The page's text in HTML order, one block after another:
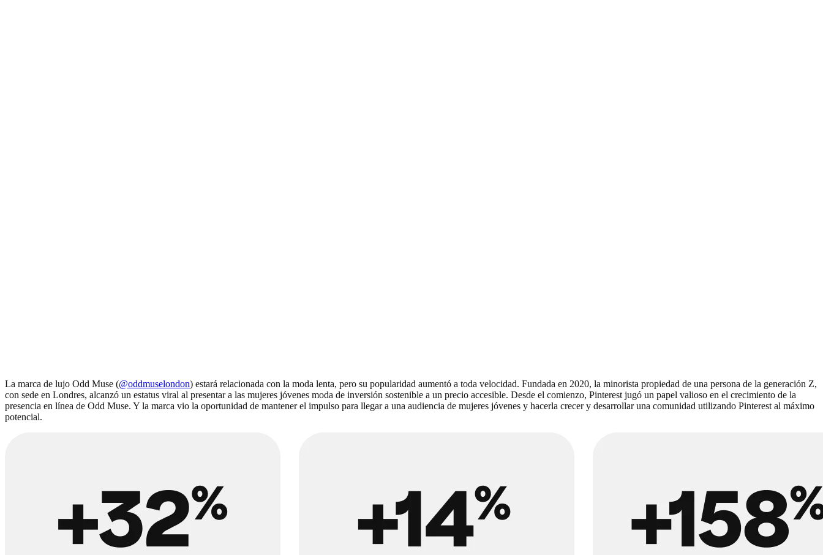
La marca de lujo Odd Muse (@oddmuselondon) estará relacionada con la moda lenta, pero su popularidad aumentó a toda velocidad. Fundada en 2020, la minorista propiedad de una persona de la generación Z,
con sede en Londres, alcanzó un estatus viral al presentar a las mujeres jóvenes moda de inversión sostenible a un precio accesible. Desde el comienzo, Pinterest jugó un papel valioso en el crecimiento de la
presencia en línea de Odd Muse. Y la marca vio la oportunidad de mantener el impulso para llegar a una audiencia de mujeres jóvenes y hacerla crecer y desarrollar una comunidad utilizando Pinterest al máximo
potencial.